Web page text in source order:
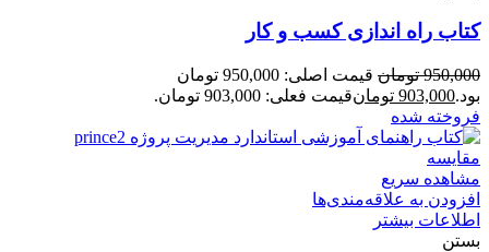
کتاب راه‌ اندازی کسب‌ و‌ کار
950,000 تومان
قیمت اصلی: 950,000 تومان
بود.903,000 تومانقیمت فعلی: 903,000 تومان.
فروخته شده
مقایسه
مشاهده سریع
افزودن به علاقه‌مندی‌ها
اطلاعات بیشتر
بستن